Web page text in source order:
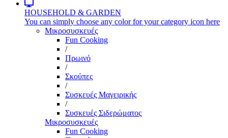
HOUSEHOLD & GARDEN
You can simply choose any color for your category icon here
Μικροσυσκευές
Fun Cooking
/
Πρωινό
/
Σκούπες
/
Συσκευές Μαγειρικής
/
Συσκευές Σιδερώματος
Μικροσυσκευές
Fun Cooking